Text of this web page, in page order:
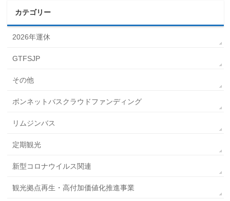
カテゴリー
2026年運休
GTFSJP
その他
ボンネットバスクラウドファンディング
リムジンバス
定期観光
新型コロナウイルス関連
観光拠点再生・高付加価値化推進事業